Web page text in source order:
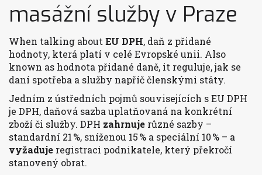
masážní služby v Praze
When talking about EU DPH, daň z přidané
hodnoty, která platí v celé Evropské unii. Also
known as hodnota přidané daně, it reguluje, jak se
daní spotřeba a služby napříč členskými státy.
Jedním z ústředních pojmů souvisejících s EU DPH
je DPH, daňová sazba uplatňovaná na konkrétní
zboží či služby. DPH zahrnuje různé sazby –
standardní 21 %, sníženou 15 % a speciální 10 % – a
vyžaduje registraci podnikatele, který překročí
stanovený obrat.